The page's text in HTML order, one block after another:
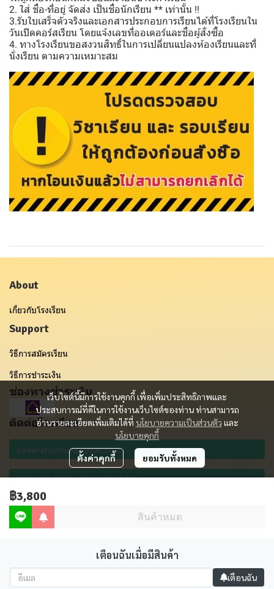
2. ใส่ ชื่อ-ที่อยู่ จัดส่ง เป็นชื่อนักเรียน ** เท่านั้น !!
3.รับใบเสร็จตัวจริงและเอกสารประกอบการเรียนได้ที่โรงเรียนใน
วันเปิดคอร์สเรียน โดยแจ้งเลขที่ออเดอร์และชื่อผู้สั่งซื้อ
4. ทางโรงเรียนขอสงวนสิทธิ์ในการเปลี่ยนแปลงห้องเรียนและที่
นั่งเรียน ตามความเหมาะสม
฿3,800
สินค้าหมด
เตือนฉันเมื่อมีสินค้า
เตือนฉัน
เว็บไซต์นี้มีการใช้งานคุกกี้ เพื่อเพิ่มประสิทธิภาพและ
ประสบการณ์ที่ดีในการใช้งานเว็บไซต์ของท่าน ท่านสามารถ
อ่านรายละเอียดเพิ่มเติมได้ที่ นโยบายความเป็นส่วนตัว และ
นโยบายคุกกี้
ตั้งค่าคุกกี้ ยอมรับทั้งหมด
About
เกี่ยวกับโรงเรียน
Support
วิธีการสมัครเรียน
วิธีการชำระเงิน
ช่องทางชำระเงิน
ติดต่อโรงเรียน
รับข่าวสาร
Copyright 2012 - 2023 | All Rights Reserved | Powered by MWE